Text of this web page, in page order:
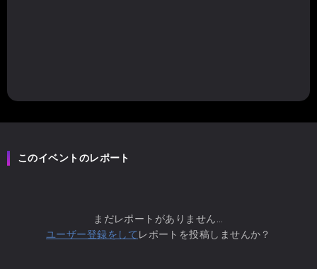
このイベントのレポート
まだレポートがありません...
ユーザー登録をして レポートを投稿しませんか？